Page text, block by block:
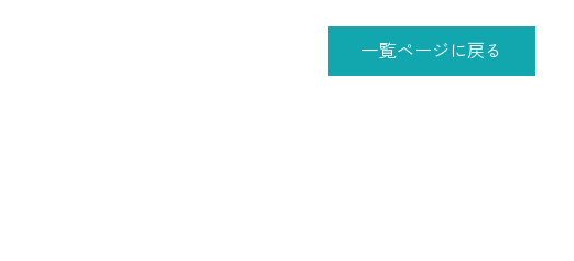
一覧ページに戻る